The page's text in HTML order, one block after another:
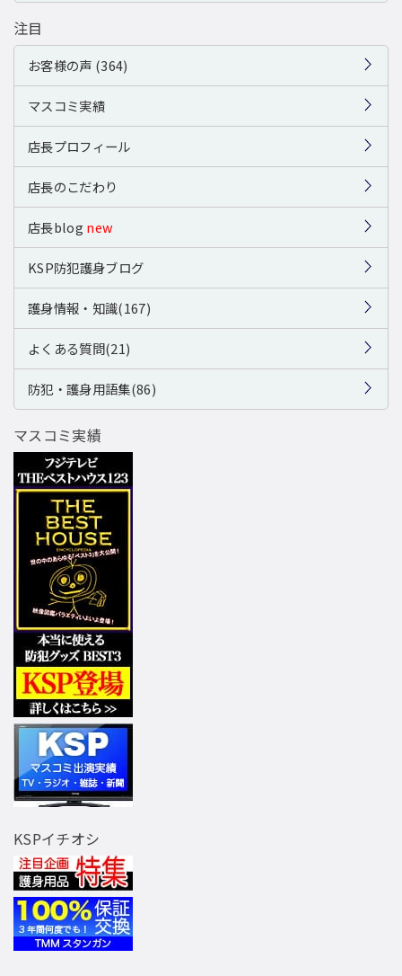
注目
お客様の声 (364)
マスコミ実績
店長プロフィール
店長のこだわり
店長blog new
KSP防犯護身ブログ
護身情報・知識(167)
よくある質問(21)
防犯・護身用語集(86)
マスコミ実績
KSPイチオシ